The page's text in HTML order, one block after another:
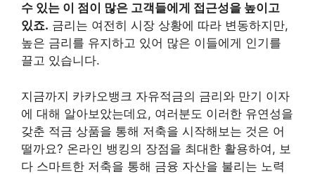
수 있는 이 점이 많은 고객들에게 접근성을 높이고
있죠. 금리는 여전히 시장 상황에 따라 변동하지만,
높은 금리를 유지하고 있어 많은 이들에게 인기를
끌고 있습니다.
지금까지 카카오뱅크 자유적금의 금리와 만기 이자
에 대해 알아보았는데요, 여러분도 이러한 유연성을
갖춘 적금 상품을 통해 저축을 시작해보는 것은 어
떨까요? 온라인 뱅킹의 장점을 최대한 활용하여, 보
다 스마트한 저축을 통해 금융 자산을 불리는 노력